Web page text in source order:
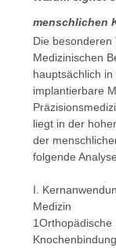
FORDERN
EIN
ZITAT
menschlichen
Die besonderen
Medizinischen
hauptsächlich
implantierbare
liegt in der
der
folgende
I.
Medizin
1Orthopädische
Knochenbindung